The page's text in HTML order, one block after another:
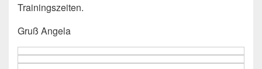
Trainingszeiten.
Gruß Angela